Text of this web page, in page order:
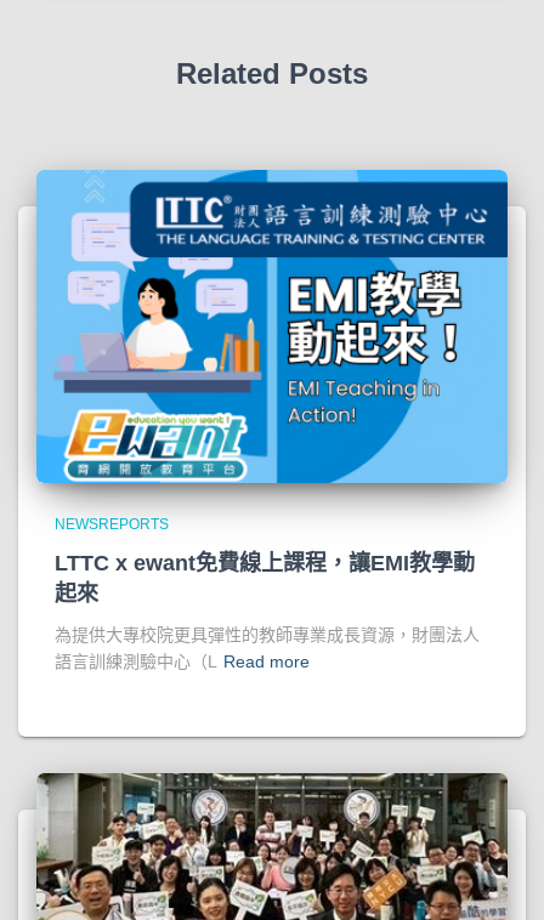
Related Posts
NEWSREPORTS
LTTC x ewant免費線上課程，讓EMI教學動
起來
為提供大專校院更具彈性的教師專業成長資源，財團法人
語言訓練測驗中心（L Read more